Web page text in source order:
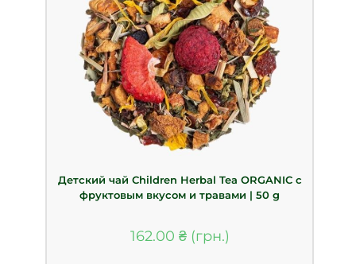
Детский чай Children Herbal Tea ORGANIC с
фруктовым вкусом и травами | 50 g
162.00 ₴